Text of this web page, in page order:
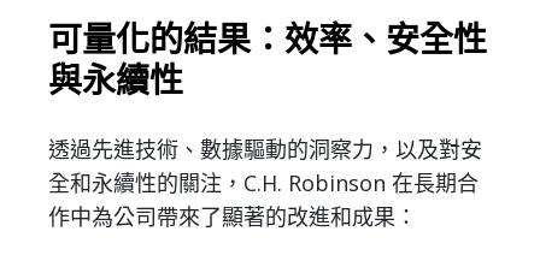
可量化的結果：效率、安全性
與永續性
透過先進技術、數據驅動的洞察力，以及對安
全和永續性的關注，C.H. Robinson 在長期合
作中為公司帶來了顯著的改進和成果：